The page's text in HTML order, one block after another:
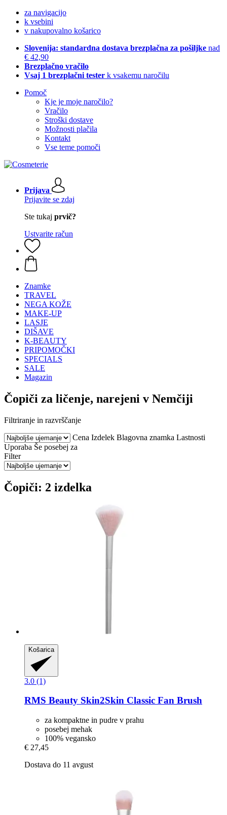
za navigacijo
k vsebini
v nakupovalno košarico
Slovenija: standardna dostava brezplačna za pošiljke nad
€ 42,90
Brezplačno vračilo
Vsaj 1 brezplačni tester k vsakemu naročilu
Pomoč
Kje je moje naročilo?
Vračilo
Stroški dostave
Možnosti plačila
Kontakt
Vse teme pomoči
Prijava
Prijavite se zdaj
Ste tukaj prvič?
Ustvarite račun
Znamke
TRAVEL
NEGA KOŽE
MAKE-UP
LASJE
DIŠAVE
K-BEAUTY
PRIPOMOČKI
SPECIALS
SALE
Magazin
Čopiči za ličenje, narejeni v Nemčiji
Filtriranje in razvrščanje
Cena Izdelek Blagovna znamka Lastnosti
Uporaba Še posebej za
Filter
Čopiči: 2 izdelka
Košarica
3.0 (1)
RMS Beauty Skin2Skin Classic Fan Brush
za kompaktne in pudre v prahu
posebej mehak
100% vegansko
€ 27,45
Dostava do 11 avgust